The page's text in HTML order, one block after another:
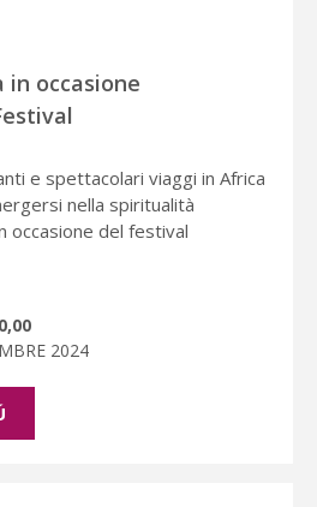
in occasione
e spettacolari viaggi in Africa
nella spiritualità
occasione del festival
2024